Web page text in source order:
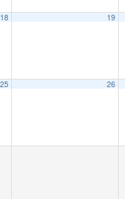
18 19
25 26